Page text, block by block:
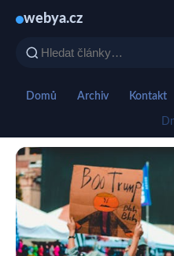
webya.cz
Domů Archiv Kontakt